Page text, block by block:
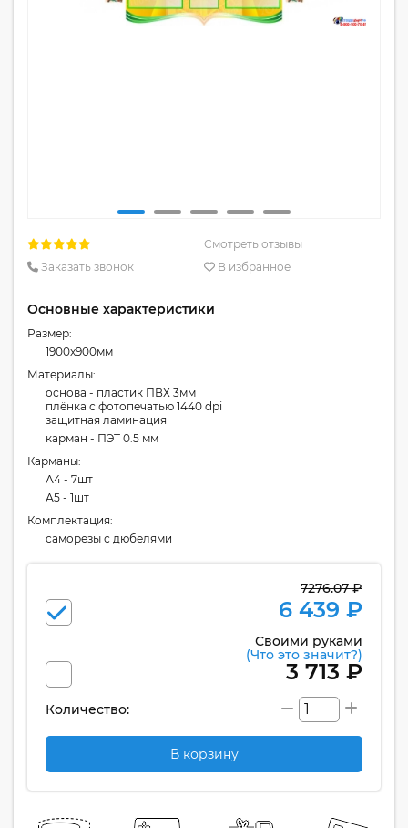
Смотреть отзывы
Заказать звонок
В избранное
Основные характеристики
Размер:
1900x900мм
Материалы:
основа - пластик ПВХ 3мм
плёнка с фотопечатью 1440 dpi
защитная ламинация
карман - ПЭТ 0.5 мм
Карманы:
А4 - 7шт
А5 - 1шт
Комплектация:
cаморезы с дюбелями
7276.07 ₽
6 439 ₽
Своими руками
(Что это значит?)
3 713 ₽
Количество:
В корзину